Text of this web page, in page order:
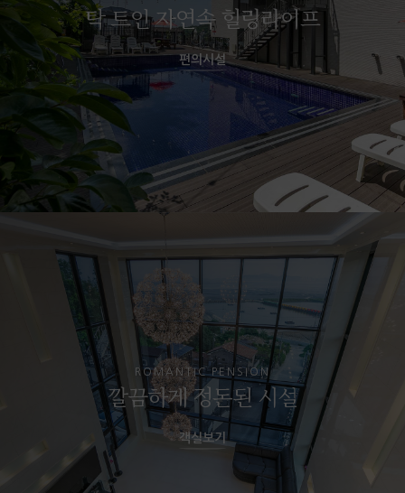
탁 트인 자연속 힐링라이프
편의시설
ROMANTIC PENSION
깔끔하게 정돈된 시설
객실보기